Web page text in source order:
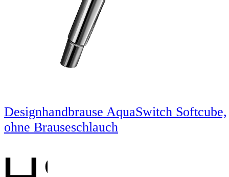
Designhandbrause AquaSwitch Softcube,
ohne Brauseschlauch